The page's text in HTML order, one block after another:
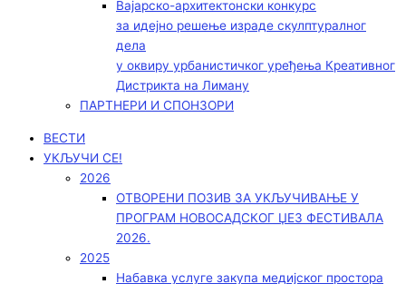
Вајарско-архитектонски конкурс
за идејно решење израде скулптуралног
дела
у оквиру урбанистичког уређења Креативног
Дистрикта на Лиману
ПАРТНЕРИ И СПОНЗОРИ
ВЕСТИ
УКЉУЧИ СЕ!
2026
ОТВОРЕНИ ПОЗИВ ЗА УКЉУЧИВАЊЕ У
ПРОГРАМ НОВОСАДСКОГ ЏЕЗ ФЕСТИВАЛА
2026.
2025
Набавка услуге закупа медијског простора